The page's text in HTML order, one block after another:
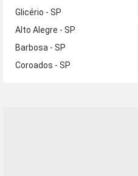
Glicério - SP
Alto Alegre - SP
Barbosa - SP
Coroados - SP